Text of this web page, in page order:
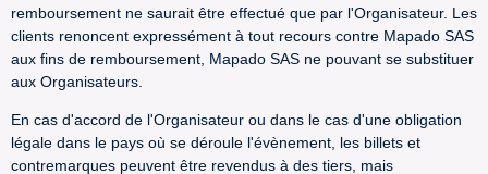
remboursement ne saurait être effectué que par l'Organisateur. Les
clients renoncent expressément à tout recours contre Mapado SAS
aux fins de remboursement, Mapado SAS ne pouvant se substituer
aux Organisateurs.
En cas d'accord de l'Organisateur ou dans le cas d'une obligation
légale dans le pays où se déroule l'évènement, les billets et
contremarques peuvent être revendus à des tiers, mais